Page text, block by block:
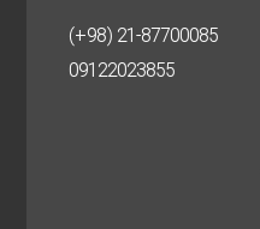
(+98) 21-87700085
09122023855